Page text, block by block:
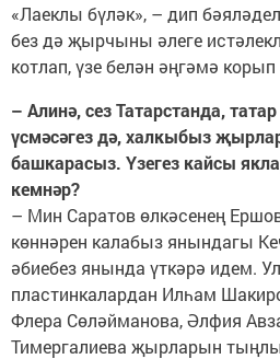
«Лаеклы бүләк», – дип
без дә җырчыны әлеге
котлап, үзе белән әңгәмә
– Алинә, сез Татарстанда,
үсмәсәгез дә, халкыбыз
башкарасыз. Үзегез кайсы
кемнәр?
– Мин Саратов өлкәсенең
көннәрен калабыз янындагы
әбиебез янында үткәрә идем.
пластинкалардан Илһам
Флера Сөләйманова, Әлфия
Тимергалиева җырларын